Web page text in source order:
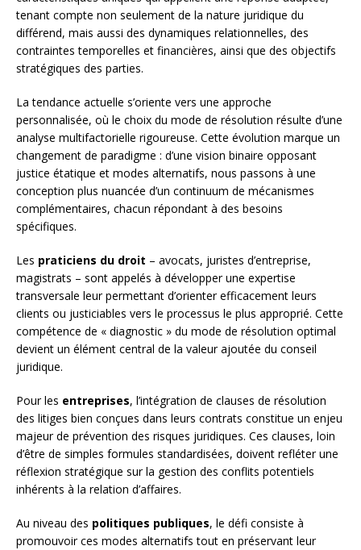
tenant compte non seulement de la nature juridique du
différend, mais aussi des dynamiques relationnelles, des
contraintes temporelles et financières, ainsi que des objectifs
stratégiques des parties.
La tendance actuelle s’oriente vers une approche
personnalisée, où le choix du mode de résolution résulte d’une
analyse multifactorielle rigoureuse. Cette évolution marque un
changement de paradigme : d’une vision binaire opposant
justice étatique et modes alternatifs, nous passons à une
conception plus nuancée d’un continuum de mécanismes
complémentaires, chacun répondant à des besoins
spécifiques.
Les praticiens du droit – avocats, juristes d’entreprise,
magistrats – sont appelés à développer une expertise
transversale leur permettant d’orienter efficacement leurs
clients ou justiciables vers le processus le plus approprié. Cette
compétence de « diagnostic » du mode de résolution optimal
devient un élément central de la valeur ajoutée du conseil
juridique.
Pour les entreprises, l’intégration de clauses de résolution
des litiges bien conçues dans leurs contrats constitue un enjeu
majeur de prévention des risques juridiques. Ces clauses, loin
d’être de simples formules standardisées, doivent refléter une
réflexion stratégique sur la gestion des conflits potentiels
inhérents à la relation d’affaires.
Au niveau des politiques publiques, le défi consiste à
promouvoir ces modes alternatifs tout en préservant leur